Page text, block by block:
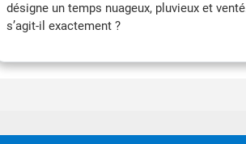
désigne un temps nuageux, pluvieux et
s’agit-il exactement ?